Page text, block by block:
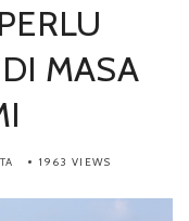
MASA
1963 VIEWS